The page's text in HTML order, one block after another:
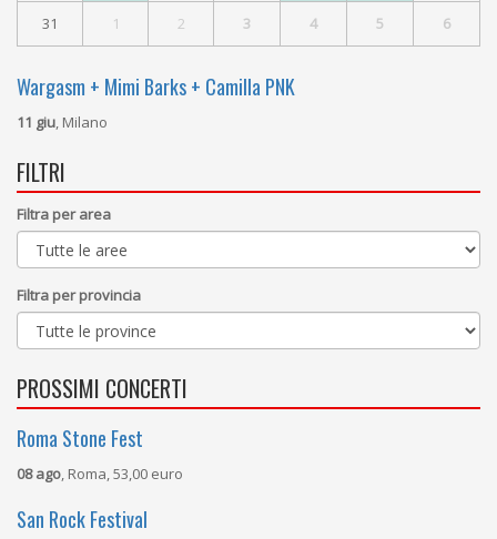
31 1 2 3 4 5 6
Wargasm + Mimi Barks + Camilla PNK
11 giu, Milano
FILTRI
Filtra per area
Filtra per provincia
PROSSIMI CONCERTI
Roma Stone Fest
08 ago, Roma, 53,00 euro
San Rock Festival